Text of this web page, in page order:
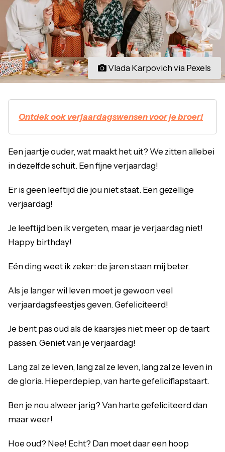
Vlada Karpovich via Pexels
Ontdek ook verjaardagswensen voor je broer!
Een jaartje ouder, wat maakt het uit? We zitten allebei
in dezelfde schuit. Een fijne verjaardag!
Er is geen leeftijd die jou niet staat. Een gezellige
verjaardag!
Je leeftijd ben ik vergeten, maar je verjaardag niet!
Happy birthday!
Eén ding weet ik zeker: de jaren staan mij beter.
Als je langer wil leven moet je gewoon veel
verjaardagsfeestjes geven. Gefeliciteerd!
Je bent pas oud als de kaarsjes niet meer op de taart
passen. Geniet van je verjaardag!
Lang zal ze leven, lang zal ze leven, lang zal ze leven in
de gloria. Hieperdepiep, van harte gefeliciflapstaart.
Ben je nou alweer jarig? Van harte gefeliciteerd dan
maar weer!
Hoe oud? Nee! Echt? Dan moet daar een hoop